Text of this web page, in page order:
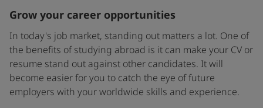
Grow your career opportunities
In today's job market, standing out matters a lot. One of
the benefits of studying abroad is it can make your CV or
resume stand out against other candidates. It will
become easier for you to catch the eye of future
employers with your worldwide skills and experience.